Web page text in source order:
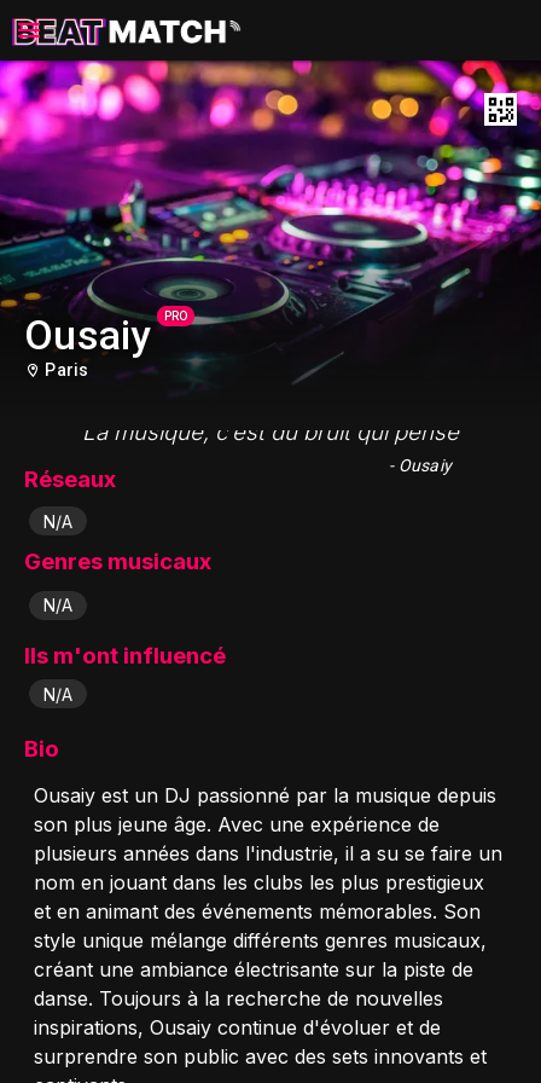
Ousaiy PRO
Paris
"La musique, c’est du bruit qui pense"
- Ousaiy
Réseaux
N/A
Genres musicaux
N/A
Ils m'ont influencé
N/A
Bio
Ousaiy est un DJ passionné par la musique depuis
son plus jeune âge. Avec une expérience de
plusieurs années dans l'industrie, il a su se faire un
nom en jouant dans les clubs les plus prestigieux
et en animant des événements mémorables. Son
style unique mélange différents genres musicaux,
créant une ambiance électrisante sur la piste de
danse. Toujours à la recherche de nouvelles
inspirations, Ousaiy continue d'évoluer et de
surprendre son public avec des sets innovants et